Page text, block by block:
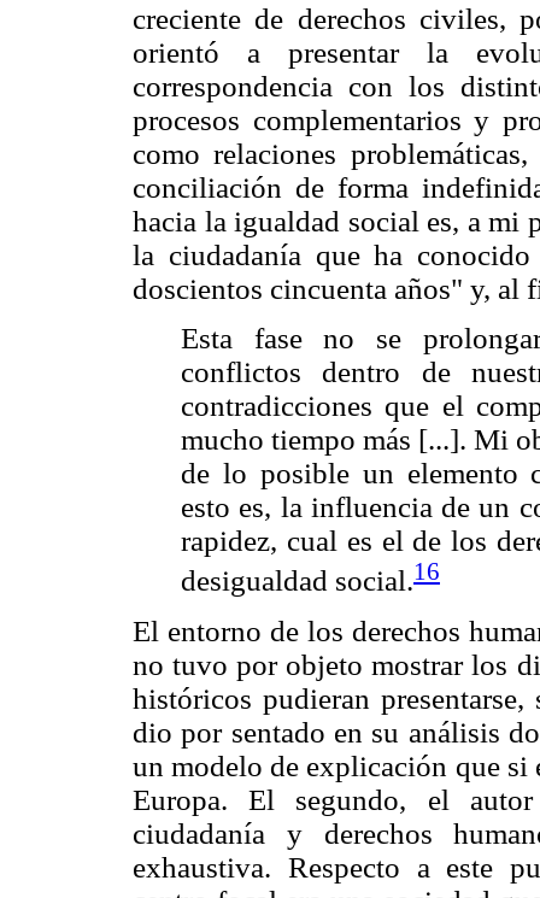
creciente de derechos civiles,
orientó a presentar la
correspondencia con los
procesos complementarios y
como relaciones
conciliación de forma
hacia la igualdad social es, a mi
la ciudadanía que ha
doscientos cincuenta años" y, al
Esta fase no se
conflictos dentro de
contradicciones que el
mucho tiempo más [...]. Mi
de lo posible un elemento
esto es, la influencia de un
rapidez, cual es el de los
desigualdad social.16
El entorno de los derechos
no tuvo por objeto mostrar los
históricos pudieran
dio por sentado en su análisis
un modelo de explicación que si
Europa. El segundo, el
ciudadanía y derechos
exhaustiva. Respecto a este